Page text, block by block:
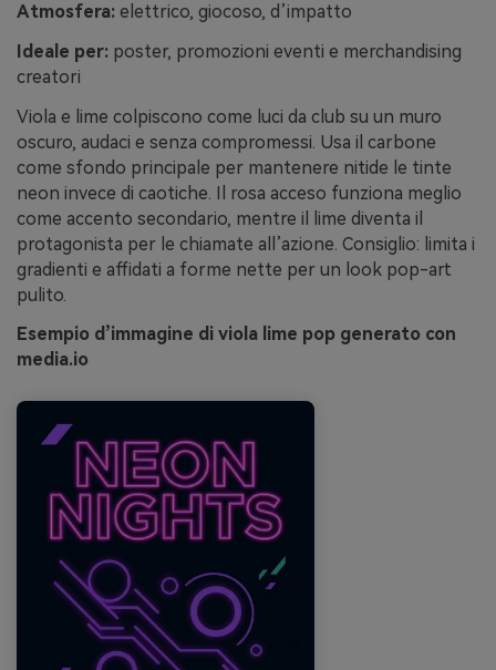
Atmosfera: elettrico, giocoso, d’impatto
Ideale per: poster, promozioni eventi e merchandising
creatori
Viola e lime colpiscono come luci da club su un muro
oscuro, audaci e senza compromessi. Usa il carbone
come sfondo principale per mantenere nitide le tinte
neon invece di caotiche. Il rosa acceso funziona meglio
come accento secondario, mentre il lime diventa il
protagonista per le chiamate all’azione. Consiglio: limita i
gradienti e affidati a forme nette per un look pop-art
pulito.
Esempio d’immagine di viola lime pop generato con
media.io